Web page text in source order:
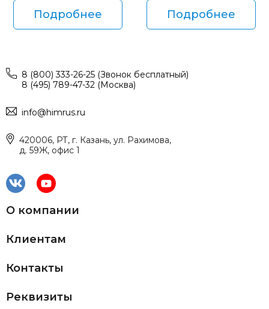
Подробнее Подробнее
8 (800) 333-26-25 (Звонок бесплатный)
8 (495) 789-47-32 (Москва)
info@himrus.ru
420006, РТ, г. Казань, ул. Рахимова,
д. 59Ж, офис 1
О компании
Клиентам
Контакты
Реквизиты